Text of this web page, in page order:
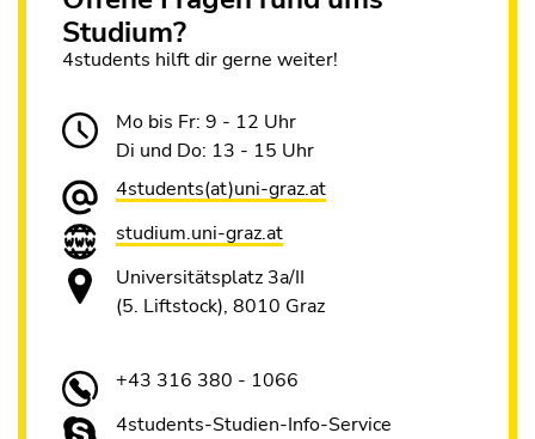
Studium?
4students hilft dir gerne weiter!
Mo bis Fr: 9 - 12 Uhr
Di und Do: 13 - 15 Uhr
4students(at)uni-graz.at
studium.uni-graz.at
Universitätsplatz 3a/II
(5. Liftstock), 8010 Graz
+43 316 380 - 1066
4students-Studien-Info-Service